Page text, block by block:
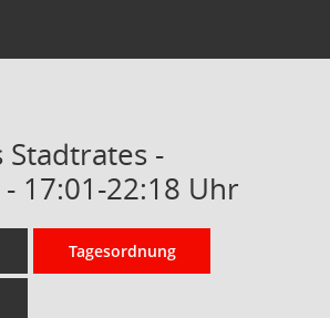
Stadtrates -
17:01-22:18 Uhr
Tagesordnung